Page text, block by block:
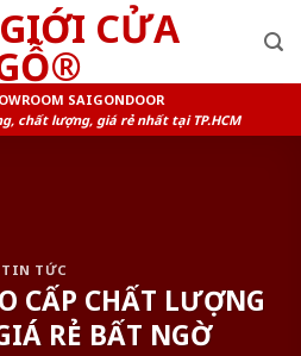
SAIGONDOOR
chất lượng, giá rẻ nhất tại TP.HCM
TIN TỨC
CẤP CHẤT LƯỢNG
RẺ BẤT NGỜ